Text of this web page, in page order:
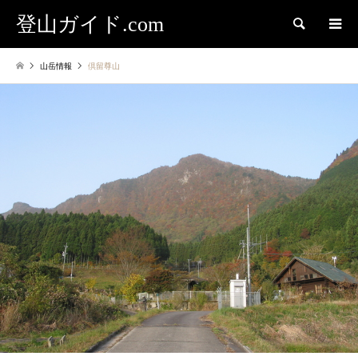
登山ガイド.com 検索
山岳情報 倶留尊山